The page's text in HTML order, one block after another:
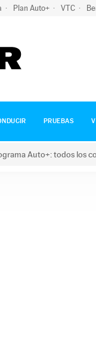
Plan Auto+ VTC
PRUEBAS
Auto+: todos los